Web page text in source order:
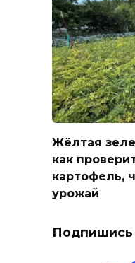
Жёлтая
как
картофель,
урожай
Подпишись